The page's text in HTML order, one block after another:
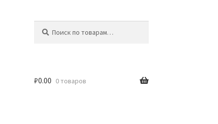
₽0.00 0 товаров